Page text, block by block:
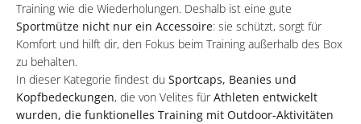
Training wie die Wiederholungen. Deshalb ist eine gute
Sportmütze nicht nur ein Accessoire: sie schützt, sorgt für
Komfort und hilft dir, den Fokus beim Training außerhalb des Box
zu behalten.
In dieser Kategorie findest du Sportcaps, Beanies und
Kopfbedeckungen, die von Velites fürAthleten entwickelt
wurden, die funktionelles Training mit Outdoor-Aktivitäten